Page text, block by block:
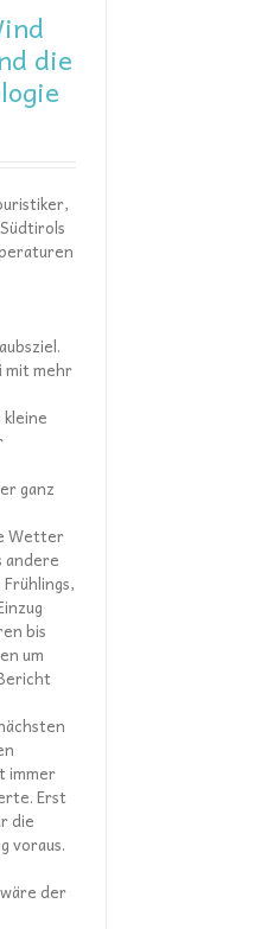
die
mit mehr
ganz
Wetter
andere
bis
um
immer
Erst
die
voraus.
der